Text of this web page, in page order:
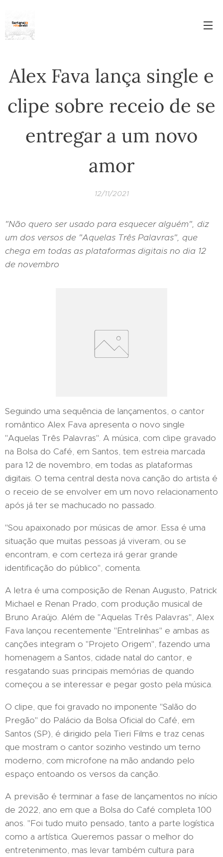
Alex Fava lança single e
clipe sobre receio de se
entregar a um novo
amor
12/11/2021
"Não quero ser usado para esquecer alguém", diz
um dos versos de "Aquelas Três Palavras", que
chega em todas as plataformas digitais no dia 12
de novembro
Seguindo uma sequência de lançamentos, o cantor
romântico Alex Fava apresenta o novo single
"Aquelas Três Palavras". A música, com clipe gravado
na Bolsa do Café, em Santos, tem estreia marcada
para 12 de novembro, em todas as plataformas
digitais. O tema central desta nova canção do artista é
o receio de se envolver em um novo relacionamento
após já ter se machucado no passado.
"Sou apaixonado por músicas de amor. Essa é uma
situação que muitas pessoas já viveram, ou se
encontram, e com certeza irá gerar grande
identificação do público", comenta.
A letra é uma composição de Renan Augusto, Patrick
Michael e Renan Prado, com produção musical de
Bruno Araújo. Além de "Aquelas Três Palavras", Alex
Fava lançou recentemente "Entrelinhas" e ambas as
canções integram o "Projeto Origem", fazendo uma
homenagem a Santos, cidade natal do cantor, e
resgatando suas principais memórias de quando
começou a se interessar e pegar gosto pela música.
O clipe, que foi gravado no imponente "Salão do
Pregão" do Palácio da Bolsa Oficial do Café, em
Santos (SP), é dirigido pela Tieri Films e traz cenas
que mostram o cantor sozinho vestindo um terno
moderno, com microfone na mão andando pelo
espaço entoando os versos da canção.
A previsão é terminar a fase de lançamentos no início
de 2022, ano em que a Bolsa do Café completa 100
anos. "Foi tudo muito pensado, tanto a parte logística
como a artística. Queremos passar o melhor do
entretenimento, mas levar também cultura para